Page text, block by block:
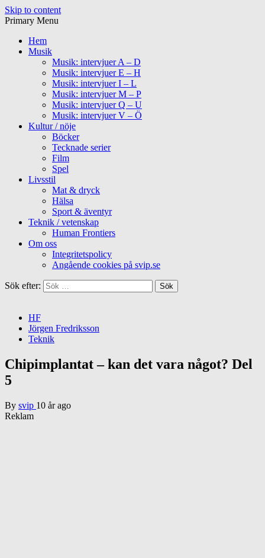
Skip to content
Primary Menu
Hem
Musik
Musik: intervjuer A – D
Musik: intervjuer E – H
Musik: intervjuer I – L
Musik: intervjuer M – P
Musik: intervjuer Q – U
Musik: intervjuer V – Ö
Kultur / nöje
Böcker
Tecknade serier
Film
Spel
Livsstil
Mat & dryck
Hälsa
Sport & äventyr
Teknik / vetenskap
Human Frontiers
Om oss
Integritetspolicy
Angående cookies på svip.se
Sök efter:
HF
Jörgen Fredriksson
Teknik
Chipimplantat – kan det vara något? Del
5
By svip 10 år ago
Reklam